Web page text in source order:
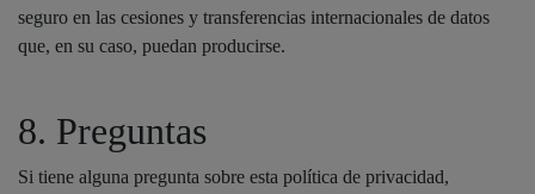
seguro en las cesiones y transferencias internacionales de datos
que, en su caso, puedan producirse.
8. Preguntas
Si tiene alguna pregunta sobre esta política de privacidad,